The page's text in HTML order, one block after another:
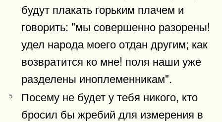
будут плакать горьким плачем и
говорить: "мы совершенно разорены!
удел народа моего отдан другим; как
возвратится ко мне! поля наши уже
разделены иноплеменникам".
5
Посему не будет у тебя никого, кто
бросил бы жребий для измерения в